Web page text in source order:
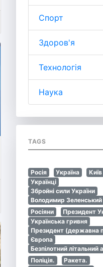
Спорт
Здоров'я
Технологія
Наука
TAGS
Росія Україна
Київ
Українці
Збройні сили України
Володимир Зеленський
Росіяни
Президент
Українська гривня
Президент (державна
Європа
Безпілотний літальний
Поліція.
Ракета.